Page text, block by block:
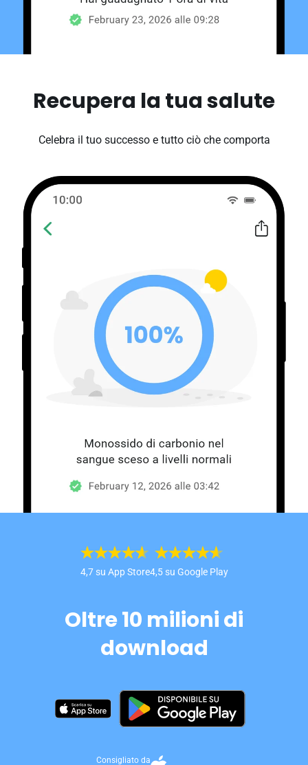
Recupera la tua salute
Celebra il tuo successo e tutto ciò che comporta
4,7 su App Store4,5 su Google Play
Oltre 10 milioni di
download
Consigliato da